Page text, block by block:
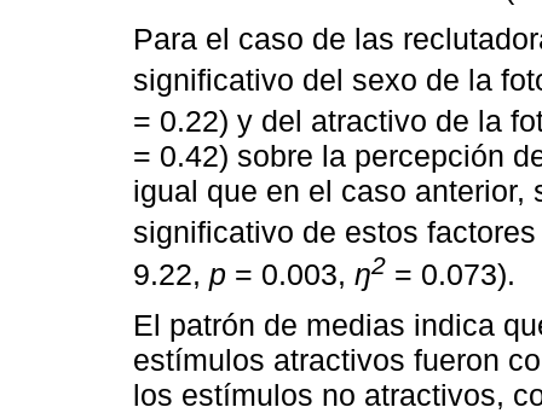
Para el caso de las
significativo del sexo de la
= 0.22) y del atractivo de la
= 0.42) sobre la percepción
igual que en el caso
significativo de estos
9.22, p = 0.003, ŋ2 = 0.073).
El patrón de medias indica
estímulos atractivos fueron
los estímulos no atractivos,